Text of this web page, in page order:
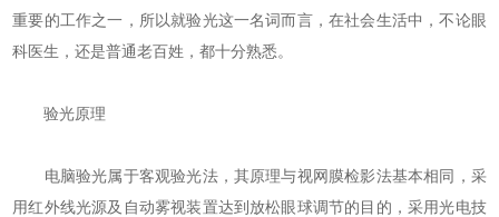
重要的工作之一，所以就验光这一名词而言，在社会生活中，不论眼
科医生，还是普通老百姓，都十分熟悉。
验光原理
电脑验光属于客观验光法，其原理与视网膜检影法基本相同，采
用红外线光源及自动雾视装置达到放松眼球调节的目的，采用光电技